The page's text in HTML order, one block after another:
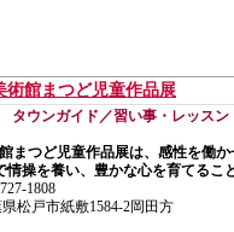
術館まつど児童作品展
タウンガイド／習い事・レッスン
まつど児童作品展は、感性を働
情操を養い、豊かな心を育てるこ
1808
松戸市紙敷1584-2岡田方